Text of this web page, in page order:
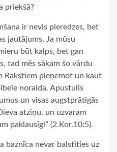
priekšā?
ir nevis pieredzes, bet
jautājums. Ja mūsu
būt kalps, bet gan
tad mēs sākam šo vārdu
Rakstiem pieņemot un kaut
noraida. Apustulis
un visas augstprātīgās
atziņu, un uzvaram
paklausīgi” (2.Kor.10:5).
baznīca nevar balstīties uz